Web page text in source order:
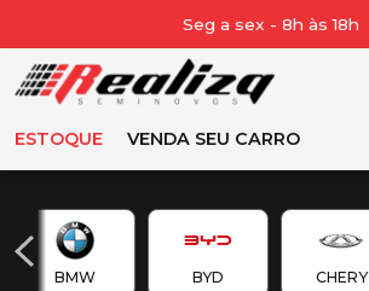
Seg a sex - 8h às 18h
ESTOQUE VENDA SEU CARRO
BMW BYD CHERY